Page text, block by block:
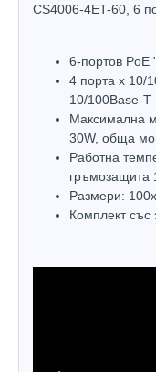
CS4006-4ET-60, 6
6-портов PoE
4 порта х 10/
10/100Base-T
Максимална
30W, обща
Работна
гръмозащита
Размери:
Комплект